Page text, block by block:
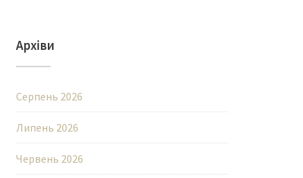
Архіви
Серпень 2026
Липень 2026
Червень 2026